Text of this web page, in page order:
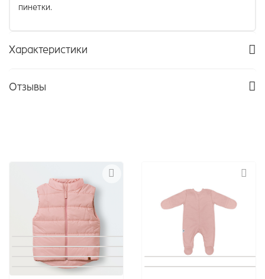
пинетки.
Характеристики
Отзывы